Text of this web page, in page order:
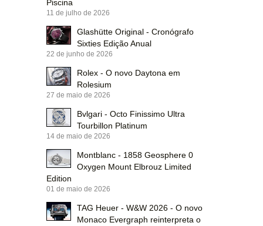
Piscina
11 de julho de 2026
Glashütte Original - Cronógrafo
Sixties Edição Anual
22 de junho de 2026
Rolex - O novo Daytona em
Rolesium
27 de maio de 2026
Bvlgari - Octo Finissimo Ultra
Tourbillon Platinum
14 de maio de 2026
Montblanc - 1858 Geosphere 0
Oxygen Mount Elbrouz Limited
Edition
01 de maio de 2026
TAG Heuer - W&W 2026 - O novo
Monaco Evergraph reinterpreta o